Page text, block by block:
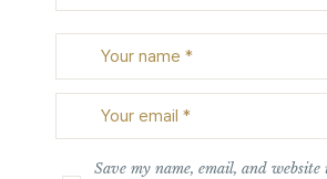
Save my name, email, and